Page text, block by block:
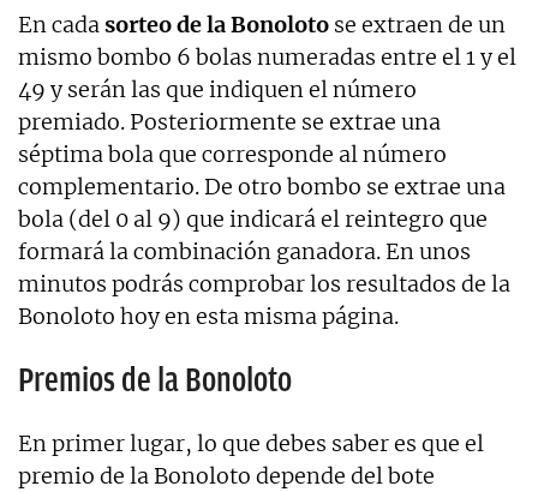
En cadasorteo de la Bonoloto se extraen de un
mismo bombo 6 bolas numeradas entre el 1 y el
49 y serán las que indiquen el número
premiado. Posteriormente se extrae una
séptima bola que corresponde al número
complementario. De otro bombo se extrae una
bola (del 0 al 9) que indicará el reintegro que
formará la combinación ganadora. En unos
minutos podrás comprobar los resultados de la
Bonoloto hoy en esta misma página.
Premios de la Bonoloto
En primer lugar, lo que debes saber es que el
premio de la Bonoloto depende del bote